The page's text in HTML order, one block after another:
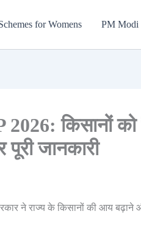
for Womens PM Modi
किसानों को
जानकारी
ने राज्य के किसानों की आय